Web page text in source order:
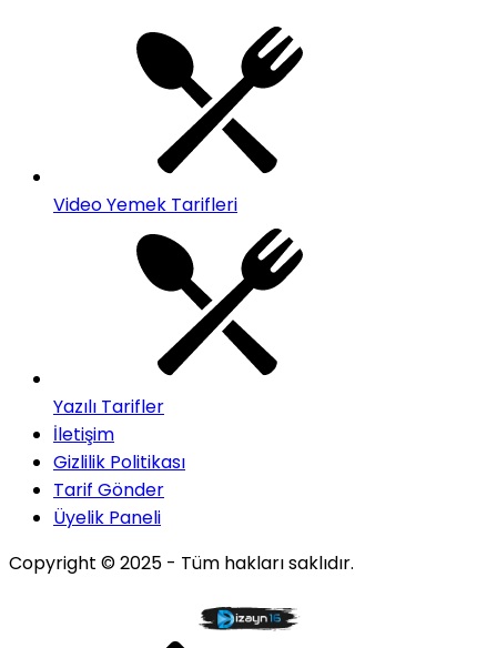
Video Yemek Tarifleri
Yazılı Tarifler
İletişim
Gizlilik Politikası
Tarif Gönder
Üyelik Paneli
Copyright © 2025 - Tüm hakları saklıdır.